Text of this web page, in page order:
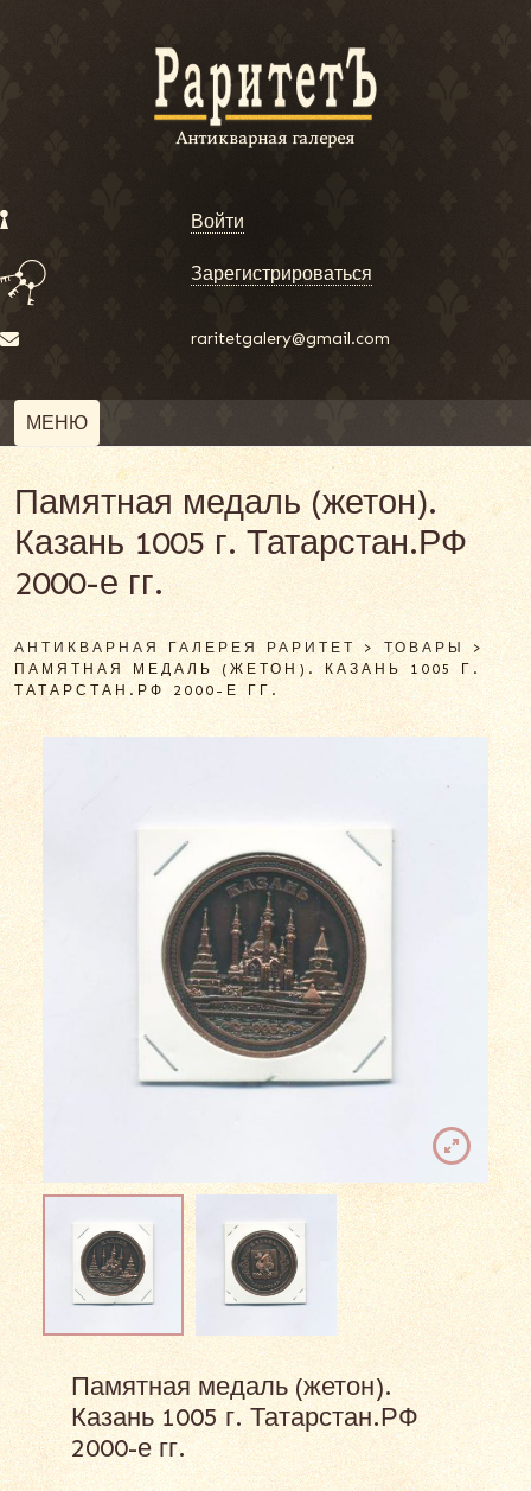
Войти
Зарегистрироваться
raritetgalery@gmail.com
МЕНЮ
Памятная медаль (жетон).
Казань 1005 г. Татарстан.РФ
2000-е гг.
АНТИКВАРНАЯ ГАЛЕРЕЯ РАРИТЕТ >ТОВАРЫ >
ПАМЯТНАЯ МЕДАЛЬ (ЖЕТОН). КАЗАНЬ 1005 Г.
ТАТАРСТАН.РФ 2000-Е ГГ.
Памятная медаль (жетон).
Казань 1005 г. Татарстан.РФ
2000-е гг.